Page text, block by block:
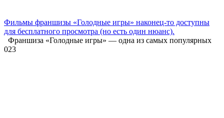
Фильмы франшизы «Голодные игры» наконец-то доступны
для бесплатного просмотра (но есть один нюанс).
Франшиза «Голодные игры» — одна из самых популярных
023